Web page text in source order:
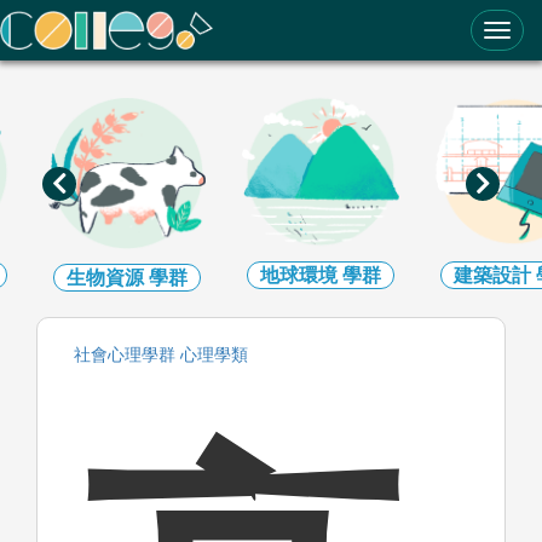
ColleGo! 大學選才與高中育才輔助系統
地球環境 學群 建築設計學群 藝術學
社會心理學群 心理學類